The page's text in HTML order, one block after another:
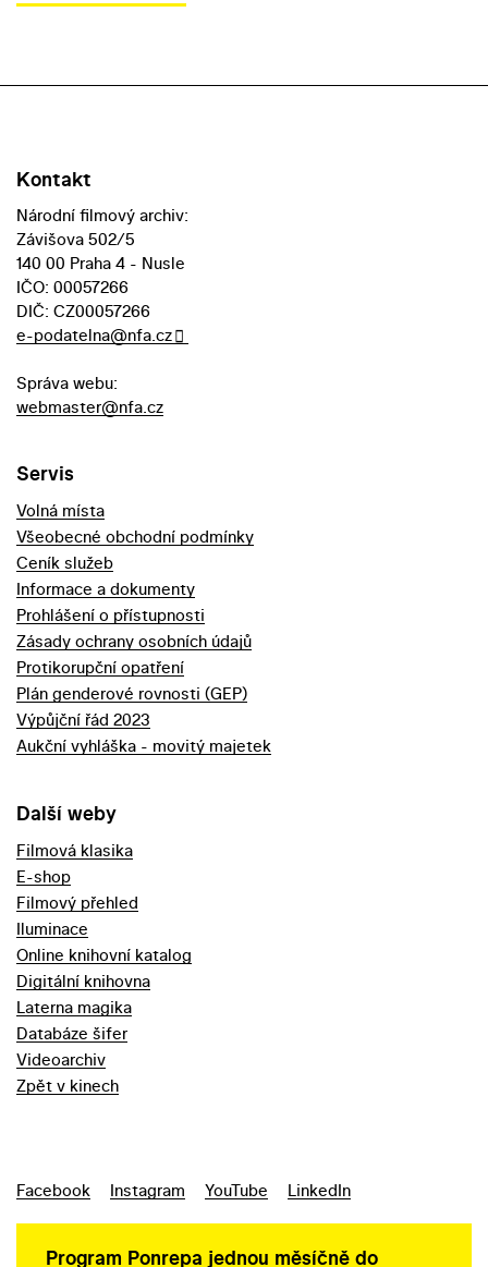
Kontakt
Národní filmový archiv:
Závišova 502/5
140 00 Praha 4 - Nusle
IČO: 00057266
DIČ: CZ00057266
e-podatelna@nfa.cz
Správa webu:
webmaster@nfa.cz
Servis
Volná místa
Všeobecné obchodní podmínky
Ceník služeb
Informace a dokumenty
Prohlášení o přístupnosti
Zásady ochrany osobních údajů
Protikorupční opatření
Plán genderové rovnosti (GEP)
Výpůjční řád 2023
Aukční vyhláška - movitý majetek
Další weby
Filmová klasika
E-shop
Filmový přehled
Iluminace
Online knihovní katalog
Digitální knihovna
Laterna magika
Databáze šifer
Videoarchiv
Zpět v kinech
Facebook Instagram YouTube LinkedIn
Program Ponrepa jednou měsíčně do